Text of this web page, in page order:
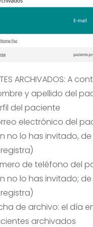
ARCHIVADOS: A
y apellido del
del paciente
electrónico del
no lo has invitado,
de teléfono del
no lo has invitado;
de archivo: el día
archivados